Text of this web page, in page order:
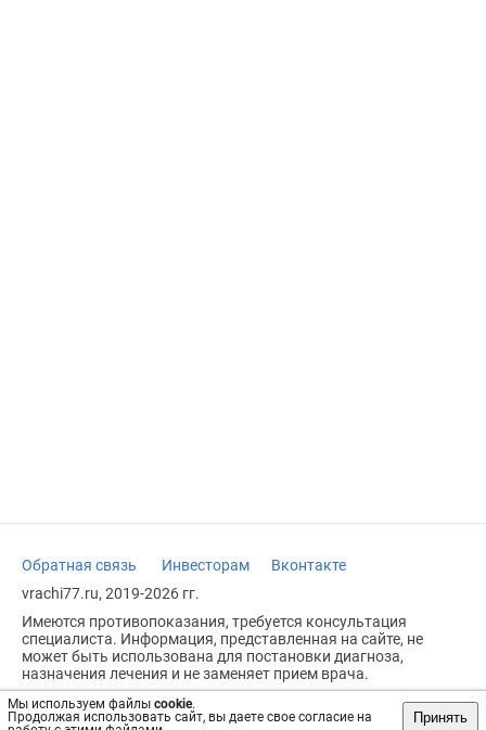
Мы используем файлы cookie.
Продолжая использовать сайт, вы даете свое согласие на
Принять
Обратная связь Инвесторам
Вконтакте
vrachi77.ru, 2019-2026 гг.
Имеются противопоказания, требуется консультация
специалиста. Информация, представленная на сайте, не
может быть использована для постановки диагноза,
назначения лечения и не заменяет прием врача.
Возрастное ограничение: 18+